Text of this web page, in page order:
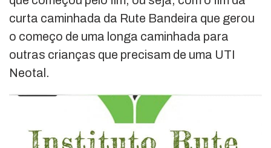
curta caminhada da Rute Bandeira que gerou
o começo de uma longa caminhada para
outras crianças que precisam de uma UTI
Neotal.